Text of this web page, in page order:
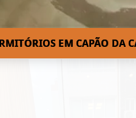
EM CAPÃO DA